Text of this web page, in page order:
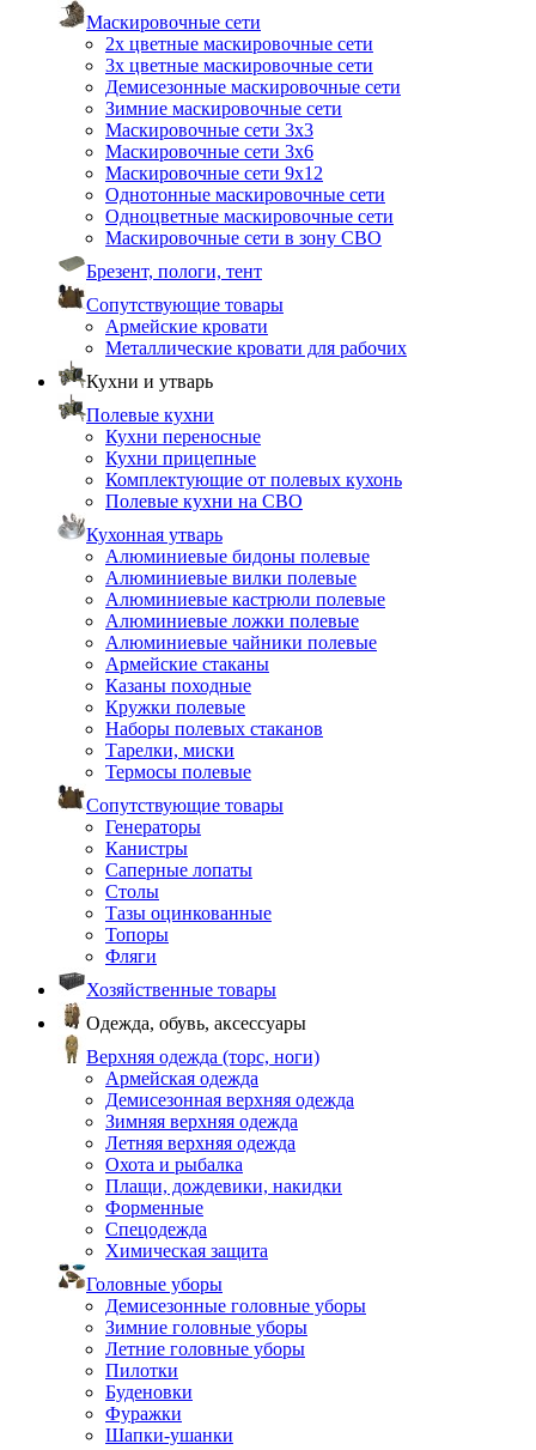
Маскировочные сети
2х цветные маскировочные сети
3х цветные маскировочные сети
Демисезонные маскировочные сети
Зимние маскировочные сети
Маскировочные сети 3х3
Маскировочные сети 3х6
Маскировочные сети 9х12
Однотонные маскировочные сети
Одноцветные маскировочные сети
Маскировочные сети в зону СВО
Брезент, пологи, тент
Сопутствующие товары
Армейские кровати
Металлические кровати для рабочих
Кухни и утварь
Полевые кухни
Кухни переносные
Кухни прицепные
Комплектующие от полевых кухонь
Полевые кухни на СВО
Кухонная утварь
Алюминиевые бидоны полевые
Алюминиевые вилки полевые
Алюминиевые кастрюли полевые
Алюминиевые ложки полевые
Алюминиевые чайники полевые
Армейские стаканы
Казаны походные
Кружки полевые
Наборы полевых стаканов
Тарелки, миски
Термосы полевые
Сопутствующие товары
Генераторы
Канистры
Саперные лопаты
Столы
Тазы оцинкованные
Топоры
Фляги
Хозяйственные товары
Одежда, обувь, аксессуары
Верхняя одежда (торс, ноги)
Армейская одежда
Демисезонная верхняя одежда
Зимняя верхняя одежда
Летняя верхняя одежда
Охота и рыбалка
Плащи, дождевики, накидки
Форменные
Спецодежда
Химическая защита
Головные уборы
Демисезонные головные уборы
Зимние головные уборы
Летние головные уборы
Пилотки
Буденовки
Фуражки
Шапки-ушанки